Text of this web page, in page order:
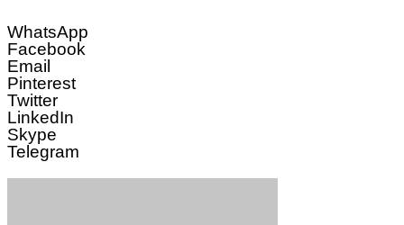
WhatsApp
Facebook
Email
Pinterest
Twitter
LinkedIn
Skype
Telegram